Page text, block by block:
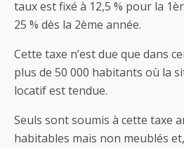
taux est fixé à 12,5 % pour la
25 % dès la 2ème année.
Cette taxe n’est due que dans
plus de 50 000 habitants où la
locatif est tendue.
Seuls sont soumis à cette taxe
habitables mais non meublés